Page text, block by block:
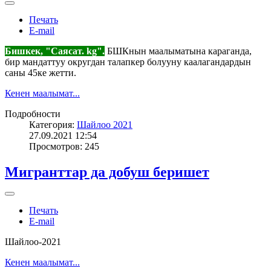
Печать
E-mail
Бишкек, "Саясат. kg". БШКнын маалыматына караганда,
бир мандаттуу округдан талапкер болууну каалагандардын
саны 45ке жетти.
Кенен маалымат...
Подробности
Категория: Шайлоо 2021
27.09.2021 12:54
Просмотров: 245
Мигранттар да добуш беришет
Печать
E-mail
Шайлоо-2021
Кенен маалымат...